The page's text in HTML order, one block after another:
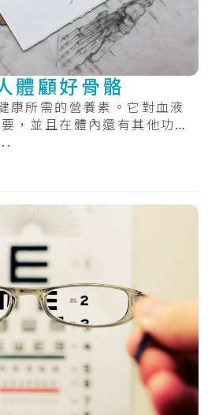
體顧好骨骼
康所需的營養素。它對血液
，並且在體內還有其他功能